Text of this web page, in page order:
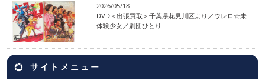
2026/05/18
DVD＜出張買取＞千葉県花見川区より／ウレロ☆未
体験少女／劇団ひとり
サイトメニュー